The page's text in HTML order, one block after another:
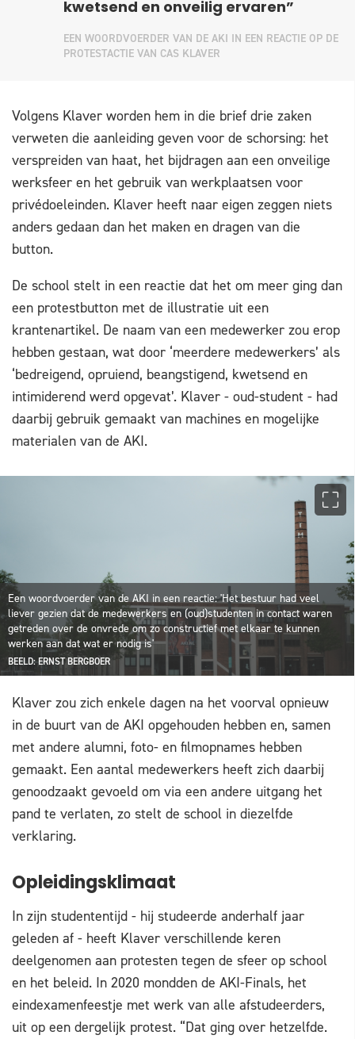
kwetsend en onveilig ervaren”
EEN WOORDVOERDER VAN DE AKI IN EEN REACTIE OP DE
PROTESTACTIE VAN CAS KLAVER
Volgens Klaver worden hem in die brief drie zaken
verweten die aanleiding geven voor de schorsing: het
verspreiden van haat, het bijdragen aan een onveilige
werksfeer en het gebruik van werkplaatsen voor
privédoeleinden. Klaver heeft naar eigen zeggen niets
anders gedaan dan het maken en dragen van die
button.
De school stelt in een reactie dat het om meer ging dan
een protestbutton met de illustratie uit een
krantenartikel. De naam van een medewerker zou erop
hebben gestaan, wat door ‘meerdere medewerkers’ als
‘bedreigend, opruiend, beangstigend, kwetsend en
intimiderend werd opgevat’. Klaver - oud-student - had
daarbij gebruik gemaakt van machines en mogelijke
materialen van de AKI.
Een woordvoerder van de AKI in een reactie: 'Het bestuur had veel
liever gezien dat de medewerkers en (oud)studenten in contact waren
getreden over de onvrede om zo constructief met elkaar te kunnen
werken aan dat wat er nodig is'
BEELD: ERNST BERGBOER
Klaver zou zich enkele dagen na het voorval opnieuw
in de buurt van de AKI opgehouden hebben en, samen
met andere alumni, foto- en filmopnames hebben
gemaakt. Een aantal medewerkers heeft zich daarbij
genoodzaakt gevoeld om via een andere uitgang het
pand te verlaten, zo stelt de school in diezelfde
verklaring.
Opleidingsklimaat
In zijn studententijd - hij studeerde anderhalf jaar
geleden af - heeft Klaver verschillende keren
deelgenomen aan protesten tegen de sfeer op school
en het beleid. In 2020 mondden de AKI-Finals, het
eindexamenfeestje met werk van alle afstudeerders,
uit op een dergelijk protest. “Dat ging over hetzelfde.